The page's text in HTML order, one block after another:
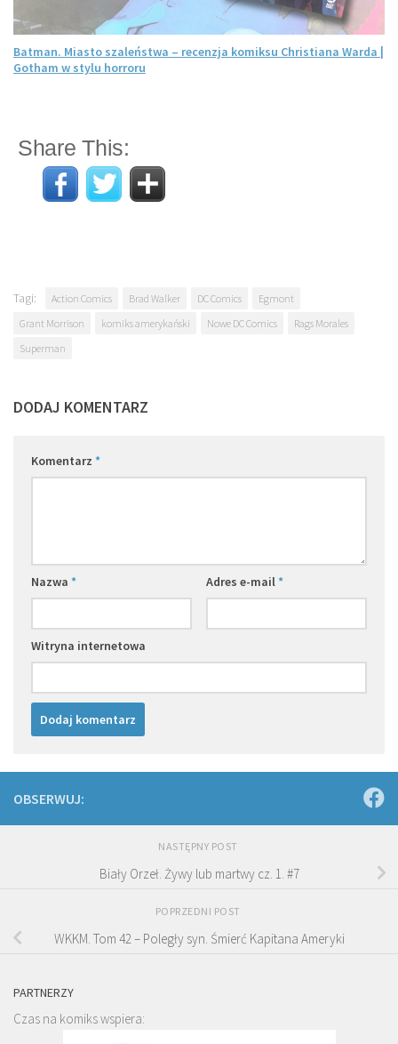
Batman. Miasto szaleństwa – recenzja komiksu Christiana Warda |
Gotham w stylu horroru
Share This:
Tagi: Action Comics Brad Walker DC Comics
Egmont
Grant Morrison
komiks amerykański Nowe DC Comics
Rags Morales
Superman
DODAJ KOMENTARZ
Komentarz *
Nazwa * Adres e-mail*
Witryna internetowa
OBSERWUJ:
NASTĘPNY POST
Biały Orzeł. Żywy lub martwy cz. 1. #7
POPRZEDNI POST
WKKM. Tom 42 – Poległy syn. Śmierć Kapitana Ameryki
PARTNERZY
Czas na komiks wspiera: